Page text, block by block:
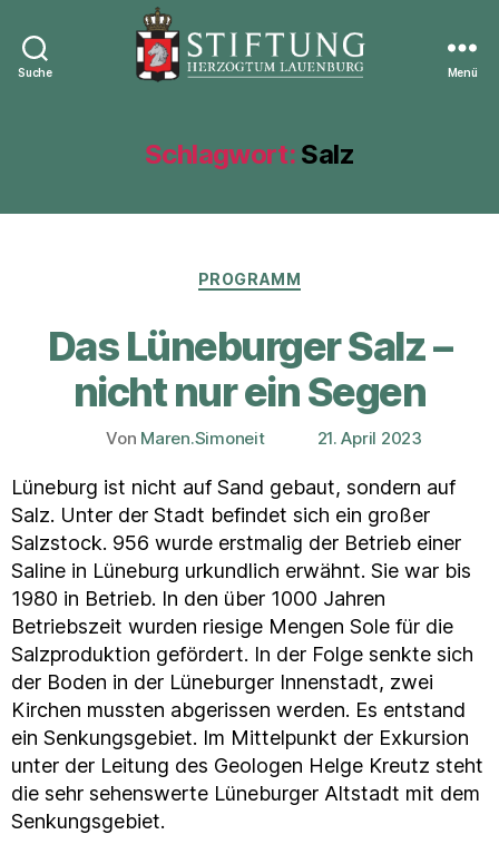
Suche
Lauenburg
Menü
Schlagwort: Salz
Kategorien
PROGRAMM
Das Lüneburger Salz –
nicht nur ein Segen
Beitragsautor
Von Maren.Simoneit Veröffentlichungsdatum
21. April 2023
Lüneburg ist nicht auf Sand gebaut, sondern auf
Salz. Unter der Stadt befindet sich ein großer
Salzstock. 956 wurde erstmalig der Betrieb einer
Saline in Lüneburg urkundlich erwähnt. Sie war bis
1980 in Betrieb. In den über 1000 Jahren
Betriebszeit wurden riesige Mengen Sole für die
Salzproduktion gefördert. In der Folge senkte sich
der Boden in der Lüneburger Innenstadt, zwei
Kirchen mussten abgerissen werden. Es entstand
ein Senkungsgebiet. Im Mittelpunkt der Exkursion
unter der Leitung des Geologen Helge Kreutz steht
die sehr sehenswerte Lüneburger Altstadt mit dem
Senkungsgebiet.